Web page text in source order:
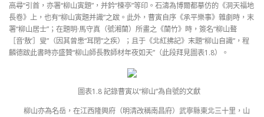
高尋”引首，亦署“柳山寅題”，并鈐“楝亭”等印。石濤為博爾都摹仿的《洞天福地
長卷》上，也有“柳山寅題并識”之跋。此外，曹寅自序《承平樂事》雜劇時，末
署“柳山居士”；在題明·馬守真（號湘蘭）所畫之《蘭竹》時，簽名“柳山聱
［音‘敖’］叟”（因其曾患“耳閉”之疾）；且于《北紅拂記》末題“柳山自識”，程
麟德跋此書時亦盛贊“柳山師長教師材年夜如天”（此段拜見圖表1.8）。
圖表1.8 記錄曹寅以“柳山”為自號的文獻
柳山亦為名岳，在江西隆興府（明清改稱南昌府）武寧縣東北三十里，山